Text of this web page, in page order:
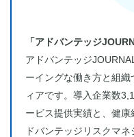
「アドバンテッジ
アドバンテッジ
ーイングな働き方と組
ィアです。導入企業数
ービス提供実績と、健
ドバンテッジリスクマ